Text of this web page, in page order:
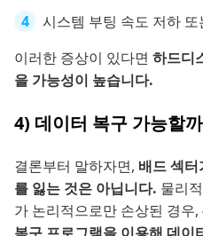
시스템 부팅 속도 저하 또
이러한 증상이 있다면 하드디
을 가능성이 높습니다.
4) 데이터 복구 가능할
결론부터 말하자면, 배드 섹
를 잃는 것은 아닙니다. 물리
가 논리적으로만 손상된 경우,